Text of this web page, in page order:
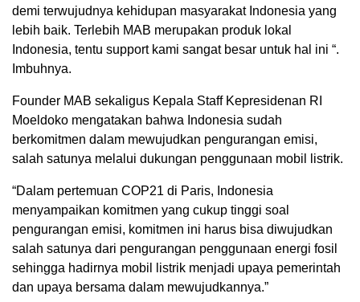
demi terwujudnya kehidupan masyarakat Indonesia yang
lebih baik. Terlebih MAB merupakan produk lokal
Indonesia, tentu support kami sangat besar untuk hal ini “.
Imbuhnya.
Founder MAB sekaligus Kepala Staff Kepresidenan RI
Moeldoko mengatakan bahwa Indonesia sudah
berkomitmen dalam mewujudkan pengurangan emisi,
salah satunya melalui dukungan penggunaan mobil listrik.
“Dalam pertemuan COP21 di Paris, Indonesia
menyampaikan komitmen yang cukup tinggi soal
pengurangan emisi, komitmen ini harus bisa diwujudkan
salah satunya dari pengurangan penggunaan energi fosil
sehingga hadirnya mobil listrik menjadi upaya pemerintah
dan upaya bersama dalam mewujudkannya.”